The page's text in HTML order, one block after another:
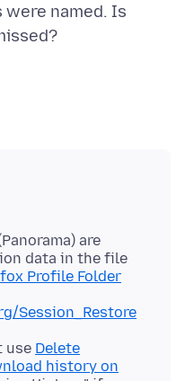
named. Is
are
data in the file
Profile Folder
Session_Restore
use Delete
history on